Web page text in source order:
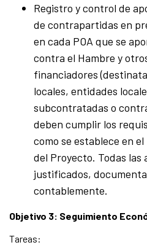
Registro y control de
de contrapartidas en
en cada POA que se
contra el Hambre y
financiadores
locales, entidades
subcontratadas o
deben cumplir los
como se establece en
del Proyecto. Todas
justificados,
contablemente.
Objetivo 3: Seguimiento
Tareas: